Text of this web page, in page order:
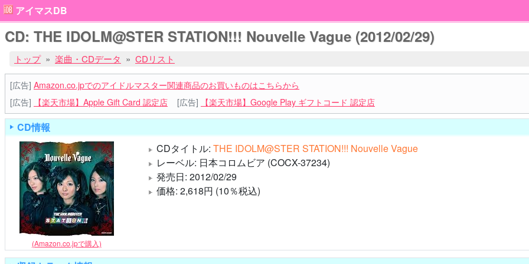
アイマスDB
CD: THE IDOLM@STER STATION!!! Nouvelle Vague (2012/02/29)
トップ 楽曲・CDデータ CDリスト
[広告] Amazon.co.jpでのアイドルマスター関連商品のお買いものはこちらから
[広告]
【楽天市場】Apple Gift Card 認定店 [広告] 【楽天市場】Google Play ギフトコード 認定店
CD情報
(Amazon.co.jpで購入)
CDタイトル: THE IDOLM@STER STATION!!! Nouvelle Vague
レーベル: 日本コロムビア (COCX-37234)
発売日: 2012/02/29
価格: 2,618円 (10％税込)